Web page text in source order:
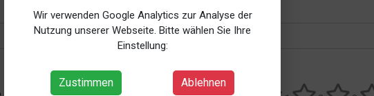
Wir verwenden Google Analytics zur Analyse der
Nutzung unserer Webseite. Bitte wählen Sie Ihre
Einstellung:
Zustimmen Ablehnen
E-Mail*